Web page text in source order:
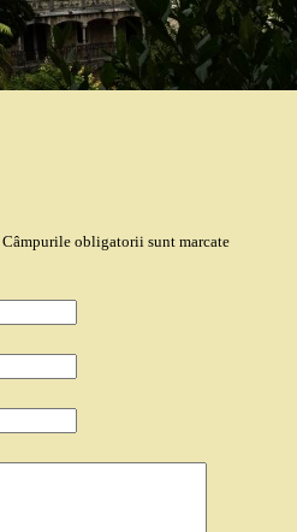
Câmpurile obligatorii sunt marcate